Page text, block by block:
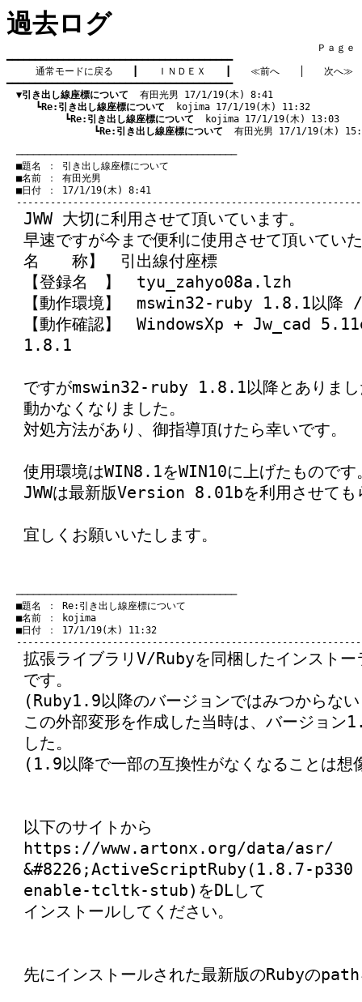
過去ログ
Ｐａｇｅ
━━━━━━━━━━━━━━━━━━━━━━━━━━━━━━━━━━━━━━━━
通常モードに戻る
ＩＮＤＥＸ ≪前へ
次へ≫
━━━━━━━━━━━━━━━━━━━━━━━━━━━━━━━━━━━━━━━━
▼引き出し線座標について
  有田光男 17/1/19(木) 8:41
┗Re:引き出し線座標について
  kojima 17/1/19(木) 11:32
┗Re:引き出し線座標について
  kojima 17/1/19(木) 13:03
┗Re:引き出し線座標について
有田光男 17/1/19(木)
───────────────────────────────────────
■題名 ： 引き出し線座標について
■名前 ： 有田光男
■日付 ： 17/1/19(木) 8:41
JWW 大切に利用させて頂いています。
早速ですが今まで便利に使用させて頂いていた
名 称】 引出線付座標
【登録名 】 tyu_zahyo08a.lzh
【動作環境】 mswin32-ruby 1.8.1以降
【動作確認】 WindowsXp + Jw_cad
1.8.1
ですがmswin32-ruby 1.8.1以降とありまし
動かなくなりました。
対処方法があり、御指導頂けたら幸いです。
使用環境はWIN8.1をWIN10に上げたものです
JWWは最新版Version 8.01bを利用させても
宜しくお願いいたします。
───────────────────────────────────────
■題名 ： Re:引き出し線座標について
■名前 ： kojima
■日付 ： 17/1/19(木) 11:32
拡張ライブラリV/Rubyを同梱したインスト
です。
(Ruby1.9以降のバージョンではみつからな
この外部変形を作成した当時は、バージョン
した。
(1.9以降で一部の互換性がなくなることは想
以下のサイトから
https://www.artonx.org/data/asr/
&#8226;ActiveScriptRuby(1.8.7-
enable-tcltk-stub)をDLして
インストールしてください。
先にインストールされた最新版のRubyの